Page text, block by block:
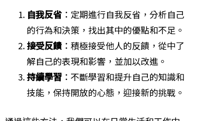
自我反省 ：定期進行自我反省，分析自己
的行為和決策，找出其中的優點和不足。
接受反饋 ：積極接受他人的反饋，從中了
解自己的表現和影響，並加以改進。
持續學習 ：不斷學習和提升自己的知識和
技能，保持開放的心態，迎接新的挑戰。